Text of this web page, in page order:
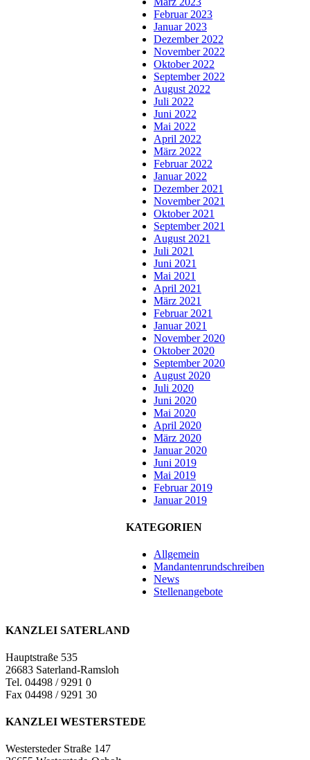
Februar 2023
Januar 2023
Dezember 2022
November 2022
Oktober 2022
September 2022
August 2022
Juli 2022
Juni 2022
Mai 2022
April 2022
März 2022
Februar 2022
Januar 2022
Dezember 2021
November 2021
Oktober 2021
September 2021
August 2021
Juli 2021
Juni 2021
Mai 2021
April 2021
März 2021
Februar 2021
Januar 2021
November 2020
Oktober 2020
September 2020
August 2020
Juli 2020
Juni 2020
Mai 2020
April 2020
März 2020
Januar 2020
Juni 2019
Mai 2019
Februar 2019
Januar 2019
KATEGORIEN
Allgemein
Mandantenrundschreiben
News
Stellenangebote
KANZLEI SATERLAND
Hauptstraße 535
26683 Saterland-Ramsloh
Tel. 04498 / 9291 0
Fax 04498 / 9291 30
KANZLEI WESTERSTEDE
Westersteder Straße 147